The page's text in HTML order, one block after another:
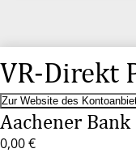
VR-Direkt
Zur Website des
Aachener Bank
0,00 €